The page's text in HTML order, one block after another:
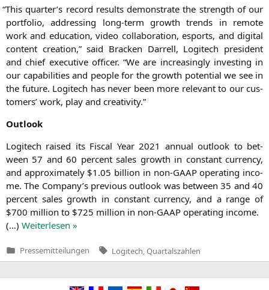
“This quarter’s record results demons­tra­te the strength of our
port­fo­lio, addres­sing long-term growth trends in remo­te
work and edu­ca­ti­on, video col­la­bo­ra­ti­on, esports, and digi­tal
con­tent crea­ti­on,” said Bra­cken Dar­rell, Logi­tech pre­si­dent
and chief exe­cu­ti­ve offi­cer. “We are incre­asing­ly inves­t­ing in
our capa­bi­li­ties and peo­p­le for the growth poten­ti­al we see in
the future. Logi­tech has never been more rele­vant to our cus­
to­mers’ work, play and creativity.”
Out­look
Logi­tech rai­sed its Fis­cal Year 2021 annu­al out­look to bet­
ween 57 and 60 per­cent sales growth in con­stant cur­ren­cy,
and appro­xi­m­ate­ly $1.05 bil­li­on in non-GAAP ope­ra­ting inco­
me. The Company’s pre­vious out­look was bet­ween 35 and 40
per­cent sales growth in con­stant cur­ren­cy, and a ran­ge of
$700 mil­li­on to $725 mil­li­on in non-GAAP ope­ra­ting income.
(…) Wei­ter­le­sen »
Veröffentlicht
in
Pressemitteilungen Tags:
Logitech Quartalszahlen